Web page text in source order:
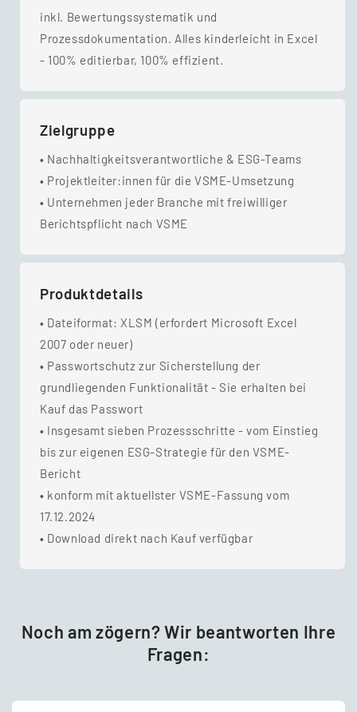
inkl. Bewertungssystematik und
Prozessdokumentation. Alles kinderleicht in Excel
- 100% editierbar, 100% effizient.
Zielgruppe
• Nachhaltigkeitsverantwortliche & ESG-Teams
• Projektleiter:innen für die VSME-Umsetzung
• Unternehmen jeder Branche mit freiwilliger
Berichtspflicht nach VSME
Produktdetails
• Dateiformat: XLSM (erfordert Microsoft Excel
2007 oder neuer)
• Passwortschutz zur Sicherstellung der
grundliegenden Funktionalität - Sie erhalten bei
Kauf das Passwort
• Insgesamt sieben Prozessschritte - vom Einstieg
bis zur eigenen ESG-Strategie für den VSME-
Bericht
• konform mit aktuellster VSME-Fassung vom
17.12.2024
• Download direkt nach Kauf verfügbar
Noch am zögern? Wir beantworten Ihre
Fragen: